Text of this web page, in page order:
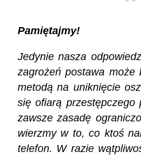
Pamiętajmy!
Jedynie nasza
zagrożeń postawa może
metodą na uniknięcie
się ofiarą przestępczego
zawsze zasadę
wierzmy w to, co ktoś
telefon. W razie